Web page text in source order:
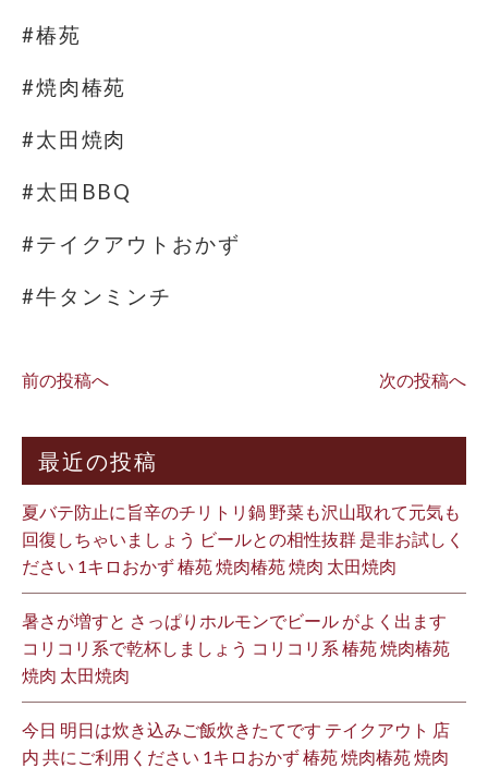
#椿苑
#焼肉椿苑
#太田焼肉
#太田BBQ
#テイクアウトおかず
#牛タンミンチ
前の投稿へ 次の投稿へ
最近の投稿
夏バテ防止に旨辛のチリトリ鍋 野菜も沢山取れて元気も
回復しちゃいましょう ビールとの相性抜群 是非お試しく
ださい 1キロおかず 椿苑 焼肉椿苑 焼肉 太田焼肉
暑さが増すと さっぱりホルモンでビール がよく出ます
コリコリ系で乾杯しましょう コリコリ系 椿苑 焼肉椿苑
焼肉 太田焼肉
今日 明日は炊き込みご飯炊きたてです テイクアウト 店
内 共にご利用ください 1キロおかず 椿苑 焼肉椿苑 焼肉